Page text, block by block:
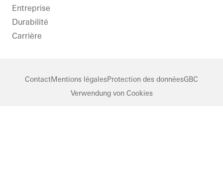
Entreprise
Durabilité
Carrière
ContactMentions légalesProtection des donnéesGBC
Verwendung von Cookies